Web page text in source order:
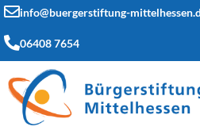
info@buergerstiftung-
06408 7654